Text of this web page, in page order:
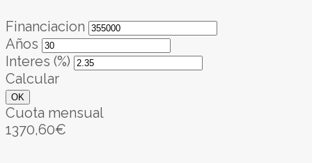
Financiacion
Años
Interes (%)
Calcular
OK
Cuota mensual
1370,60€